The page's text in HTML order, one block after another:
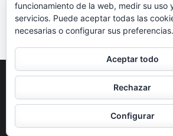
School Zone |
funcionamiento de la web, medir su uso
servicios. Puede aceptar todas las
necesarias o configurar sus preferencias.
Aceptar todo
Rechazar
Configurar